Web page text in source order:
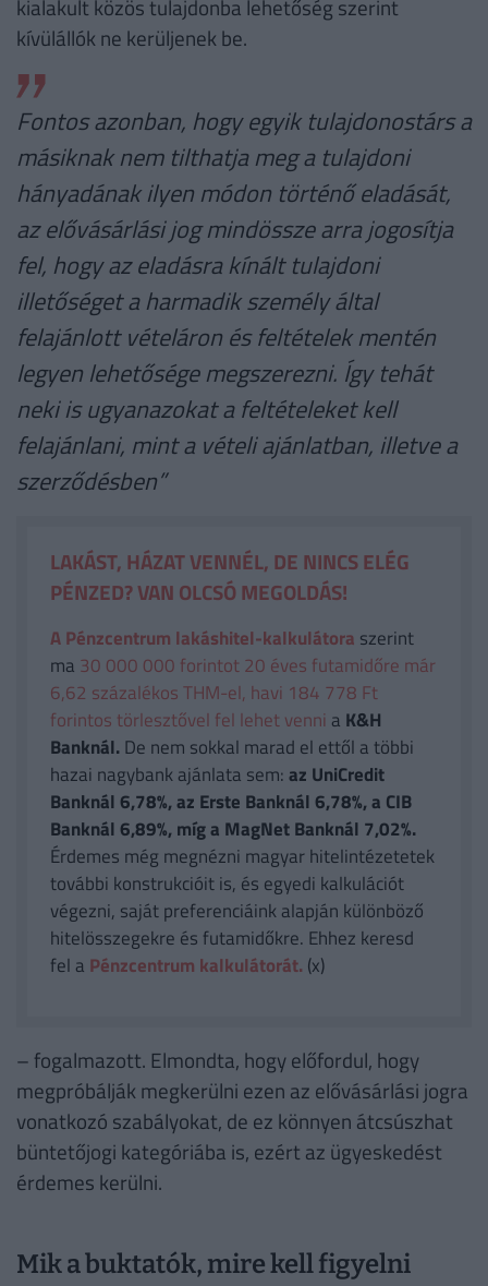
kialakult közös tulajdonba lehetőség szerint
kívülállók ne kerüljenek be.
Fontos azonban, hogy egyik tulajdonostárs a
másiknak nem tilthatja meg a tulajdoni
hányadának ilyen módon történő eladását,
az elővásárlási jog mindössze arra jogosítja
fel, hogy az eladásra kínált tulajdoni
illetőséget a harmadik személy által
felajánlott vételáron és feltételek mentén
legyen lehetősége megszerezni. Így tehát
neki is ugyanazokat a feltételeket kell
felajánlani, mint a vételi ajánlatban, illetve a
szerződésben”
LAKÁST, HÁZAT VENNÉL, DE NINCS ELÉG
PÉNZED? VAN OLCSÓ MEGOLDÁS!
A Pénzcentrum lakáshitel-kalkulátora szerint
ma 30 000 000 forintot 20 éves futamidőre már
6,62 százalékos THM-el, havi 184 778 Ft
forintos törlesztővel fel lehet venni a K&H
Banknál.De nem sokkal marad el ettől a többi
hazai nagybank ajánlata sem:az UniCredit
Banknál 6,78%, az Erste Banknál 6,78%, a CIB
Banknál 6,89%, míg a MagNet Banknál 7,02%.
Érdemes még megnézni magyar hitelintézetetek
további konstrukcióit is, és egyedi kalkulációt
végezni, saját preferenciáink alapján különböző
hitelösszegekre és futamidőkre. Ehhez keresd
fel a Pénzcentrum kalkulátorát. (x)
– fogalmazott. Elmondta, hogy előfordul, hogy
megpróbálják megkerülni ezen az elővásárlási jogra
vonatkozó szabályokat, de ez könnyen átcsúszhat
büntetőjogi kategóriába is, ezért az ügyeskedést
érdemes kerülni.
Mik a buktatók, mire kell figyelni